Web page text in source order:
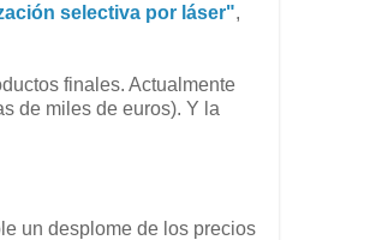
selectiva por láser",
finales. Actualmente
de miles de euros). Y la
un desplome de los precios